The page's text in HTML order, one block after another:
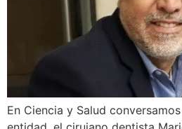
En Ciencia y Salud